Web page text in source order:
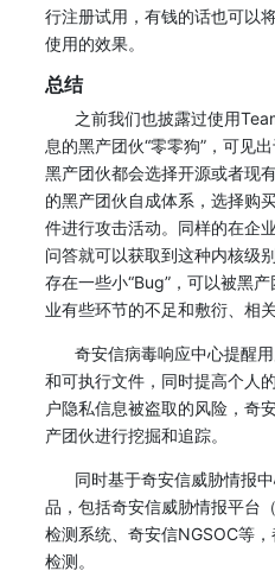
行注册试用，有钱的话也可以
使用的效果。
总结
之前我们也披露过使用
息的黑产团伙“零零狗”，可见
黑产团伙都会选择开源或者现
的黑产团伙自成体系，选择购
件进行攻击活动。同样的在企
问答就可以获取到这种内核级
存在一些小“Bug”，可以被黑
业有些环节的不足和敷衍、相
奇安信病毒响应中心提醒
和可执行文件，同时提高个人
户隐私信息被盗取的风险，奇
产团伙进行挖掘和追踪。
同时基于奇安信威胁情报
品，包括奇安信威胁情报平台
检测系统、奇安信NGSOC等
检测。